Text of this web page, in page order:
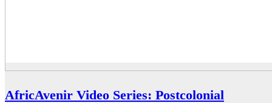
AfricAvenir Video Series: Postcolonial